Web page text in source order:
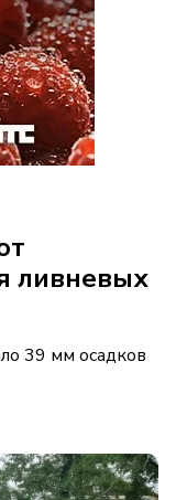
ливневых
39 мм осадков